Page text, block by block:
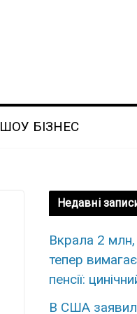
ШОУ БІЗНЕС
Недавні
Вкрала 2 млн,
тепер
пенсії:
В США